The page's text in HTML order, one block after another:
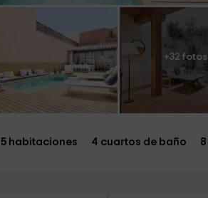
+32 fotos
5 habitaciones 4 cuartos de baño